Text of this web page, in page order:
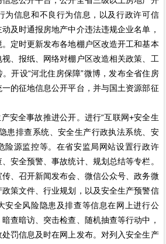
为信息和不良行为信息，以及行政许可信
及时通报房地产中介违法违规企业名单，
定时更新发布各地棚户区改造开工和基本
、报纸、网络对棚户区改造相关政策、工
开设“河北住房保障”微博，发布全省住房
的征地信息公开平台，并与国土资源部征
安全事故推进公开。进行“互联网+安全生
患排查系统、安全生产行政执法系统、安
险源监控等。在省安监局网站设置行政许
安全预警、事故统计、规划总结等专栏。
、召开新闻发布会、微信公众号、政务微
策文件、行业规划，以及安全生产预警信
安全风险隐患及排查等信息在网上进行公
查暗访、突击检查、随机抽查等行动中，
罚信息及时在网上发布。对列入安全生产